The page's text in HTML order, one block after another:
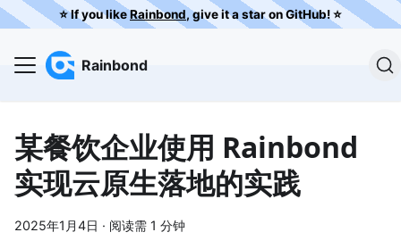
⭐️ If you likeRainbond, give it a star on GitHub! ⭐️
Rainbond
某餐饮企业使用 Rainbond
实现云原生落地的实践
2025年1月4日 · 阅读需 1 分钟